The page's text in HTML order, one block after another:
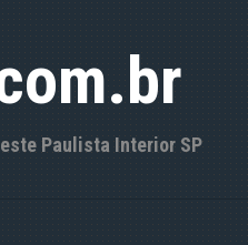
Paulista Interior SP